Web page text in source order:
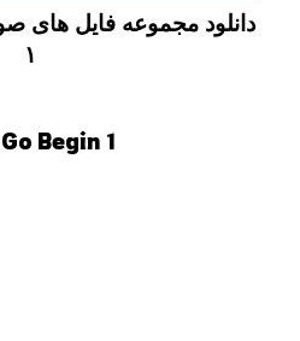
۱
Begin 1